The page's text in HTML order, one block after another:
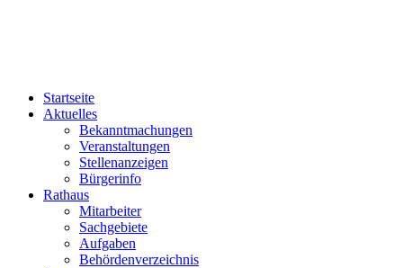
Startseite
Aktuelles
Bekanntmachungen
Veranstaltungen
Stellenanzeigen
Bürgerinfo
Rathaus
Mitarbeiter
Sachgebiete
Aufgaben
Behördenverzeichnis